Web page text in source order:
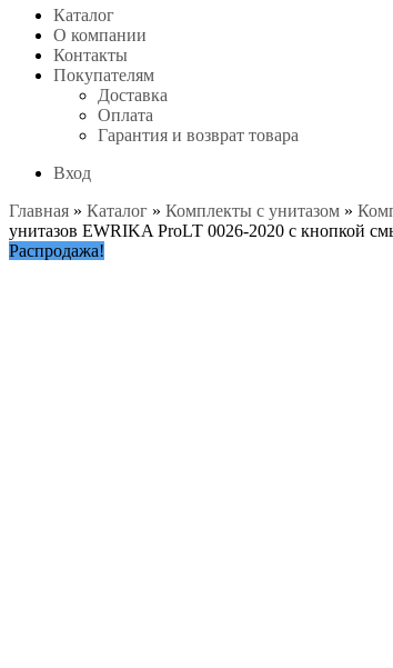
Каталог
О компании
Контакты
Покупателям
Доставка
Оплата
Гарантия и возврат товара
Вход
Главная » Каталог » Комплекты с унитазом »
унитазов EWRIKA ProLT 0026-2020 с кнопкой
Распродажа!